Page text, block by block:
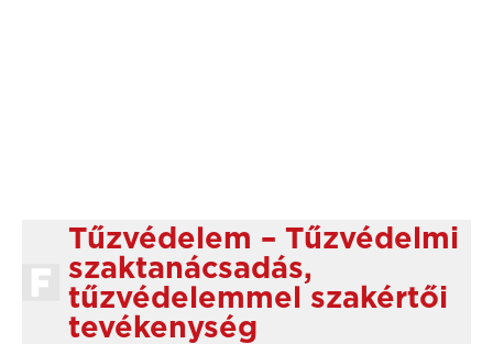
Tűzvédelem – Tűzvédelmi
szaktanácsadás,
tűzvédelemmel szakértői
tevékenység